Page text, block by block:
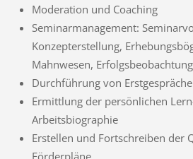
Moderation und Coaching
Seminarmanagement:
Konzepterstellung,
Mahnwesen,
Durchführung von
Ermittlung der persönlichen
Arbeitsbiographie
Erstellen und Fortschreiben der
Förderpläne